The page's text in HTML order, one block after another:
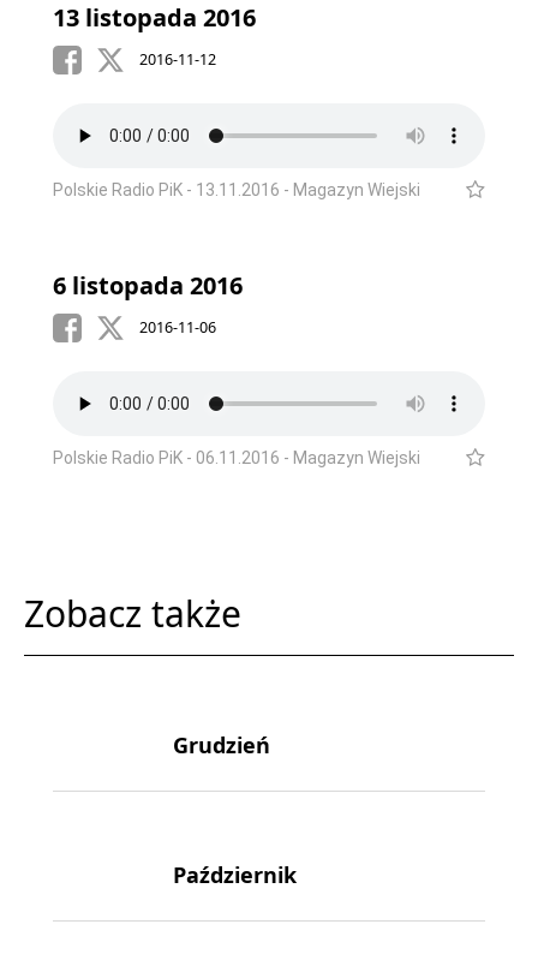
13 listopada 2016
2016-11-12
Polskie Radio PiK - 13.11.2016 - Magazyn Wiejski
6 listopada 2016
2016-11-06
Polskie Radio PiK - 06.11.2016 - Magazyn Wiejski
Zobacz także
Grudzień
Październik